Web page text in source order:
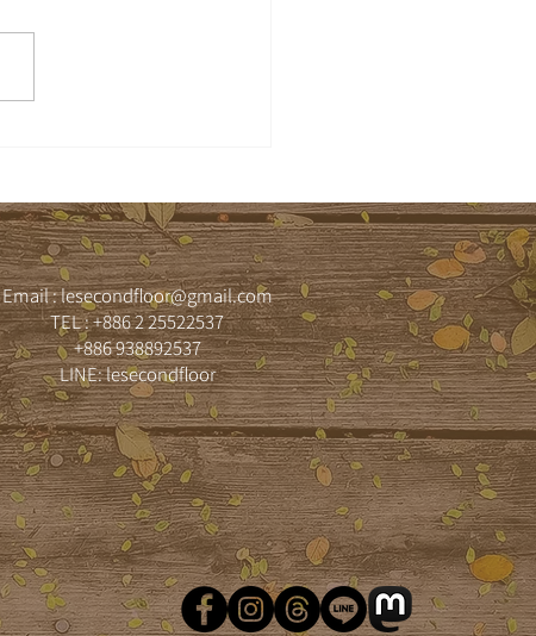
Email :lesecondfloor@gmail.com
TEL : +886 2 25522537
+886 938892537
LINE: lesecondfloor